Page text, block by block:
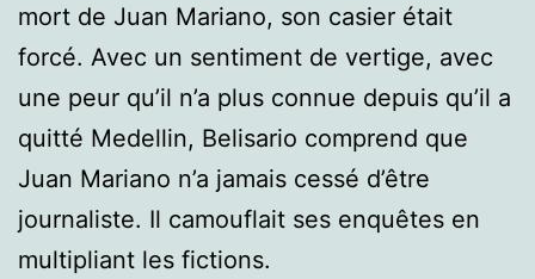
mort de Juan Mariano, son casier était
forcé. Avec un sentiment de vertige, avec
une peur qu’il n’a plus connue depuis qu’il a
quitté Medellin, Belisario comprend que
Juan Mariano n’a jamais cessé d’être
journaliste. Il camouflait ses enquêtes en
multipliant les fictions.